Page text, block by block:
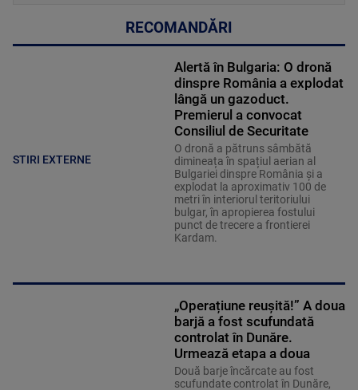
RECOMANDĂRI
STIRI EXTERNE
Alertă în Bulgaria: O dronă
dinspre România a explodat
lângă un gazoduct.
Premierul a convocat
Consiliul de Securitate
O dronă a pătruns sâmbătă
dimineața în spațiul aerian al
Bulgariei dinspre România și a
explodat la aproximativ 100 de
metri în interiorul teritoriului
bulgar, în apropierea fostului
punct de trecere a frontierei
Kardam.
„Operațiune reușită!” A doua
barjă a fost scufundată
controlat în Dunăre.
Urmează etapa a doua
Două barje încărcate au fost
scufundate controlat în Dunăre,